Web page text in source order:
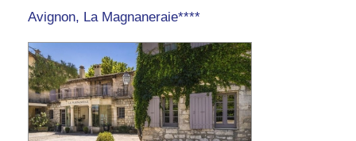
Avignon, La Magnaneraie****